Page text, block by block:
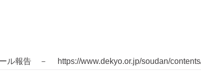
ル報告 － https://www.dekyo.or.jp/soudan/contents/